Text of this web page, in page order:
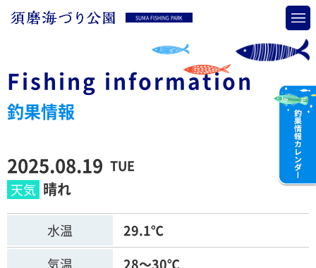
SUMA FISHING PARK
Fishing information
釣果情報
2025.08.19 TUE
晴れ
水温
29.1℃
気温
28～30℃